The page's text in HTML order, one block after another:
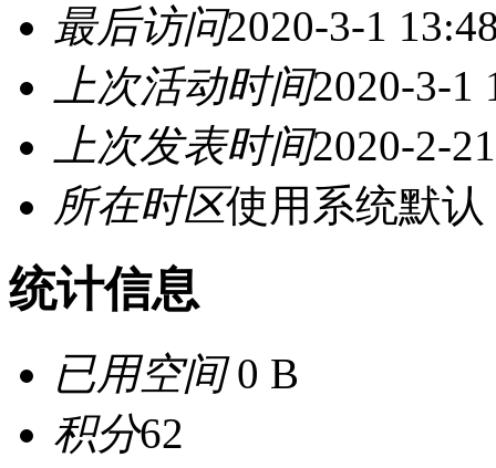
最后访问2020-3-1
上次活动时间2020-3-1
上次发表时间2020-2-
所在时区使用系统默认
统计信息
已用空间0 B
积分62